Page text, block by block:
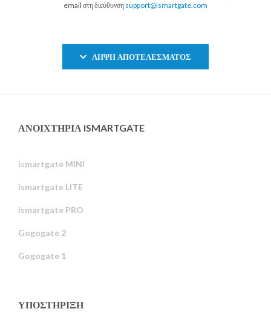
email στη διεύθυνση support@ismartgate.com
ΛΉΨΗ ΑΠΟΤΕΛΈΣΜΑΤΟΣ
ΑΝΟΙΧΤΉΡΙΑ ISMARTGATE
ismartgate MINI
ismartgate LITE
ismartgate PRO
Gogogate 2
Gogogate 1
ΥΠΟΣΤΉΡΙΞΗ